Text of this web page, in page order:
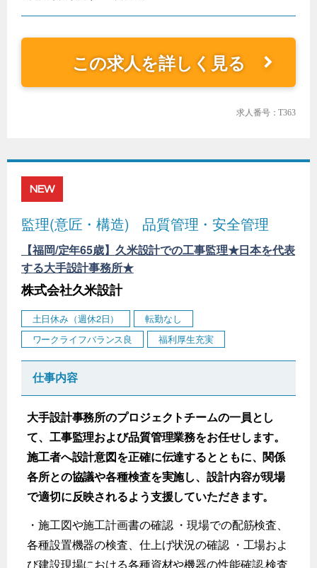
この求人を詳しく見る
求人番号：T363
NEW
監理(意匠・構造) 品質管理・安全管理
【福岡/定年65歳】久米設計での工事監理★日本を代表
する大手設計事務所★
株式会社久米設計
土日休み（週休2日）
転勤なし
ワークライフバランス良
福利厚生充実
仕事内容
大手設計事務所のプロジェクトチームの一員とし
て、工事監理および品質管理業務をお任せします。
施工者へ設計意図を正確に伝達するとともに、関係
各所との協議や各種検査を実施し、設計内容が現場
で適切に反映されるよう支援していただきます。
・施工図や施工計画書の確認 ・現場での配筋検査、
各種設置機器の検査、仕上げ状況の確認 ・工場およ
び建設現場における各種資材や機器の性能確認,検査